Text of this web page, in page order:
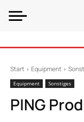
Start Equipment
Equipment Sonstiges
PING